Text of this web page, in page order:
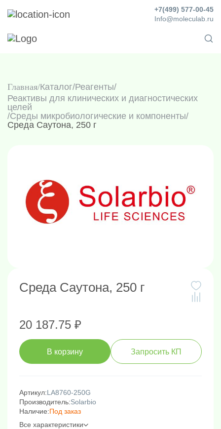
Info@moleculab.ru
+7(499) 577-00-45
Главная Каталог/Реагенты/
Реактивы для клинических и диагностических
целей
/Среды микробиологические и компоненты/
Среда Саутона, 250 г
Среда Саутона, 250 г
20 187.75 ₽
В корзину Запросить КП
Артикул:LA8760-250G
Производитель:Solarbio
Наличие:Под заказ
Все характеристики